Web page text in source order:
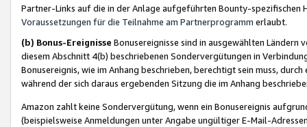
Partner-Links auf die in der Anlage aufgeführten Bounty-spezifischen
Voraussetzungen für die Teilnahme am Partnerprogramm erlaubt.
(b) Bonus-Ereignisse Bonusereignisse sind in ausgewählten Ländern
diesem Abschnitt 4(b) beschriebenen Sondervergütungen in
Bonusereignis, wie im Anhang beschrieben, berechtigt sein muss,
während der sich daraus ergebenden Sitzung die im Anhang
Amazon zahlt keine Sondervergütung, wenn ein Bonusereignis
(beispielsweise Anmeldungen unter Angabe ungültiger E-Mail-